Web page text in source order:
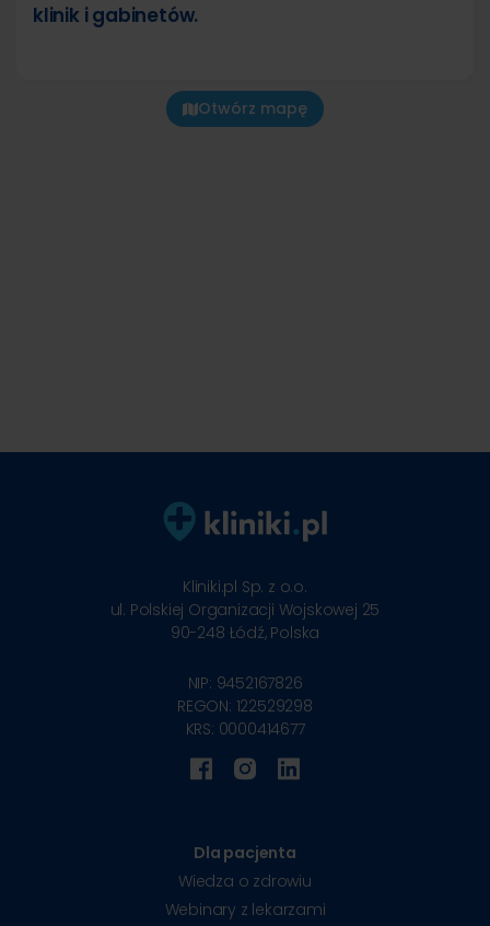
klinik i gabinetów.
Otwórz mapę
Kliniki.pl Sp. z o.o.
ul. Polskiej Organizacji Wojskowej 25
90-248 Łódź, Polska
NIP: 9452167826
REGON: 122529298
KRS: 0000414677
Dla pacjenta
Wiedza o zdrowiu
Webinary z lekarzami